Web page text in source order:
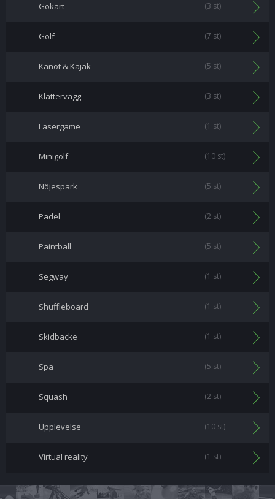
Gokart (3 st)
Golf (7 st)
Kanot & Kajak (5 st)
Klättervägg (3 st)
Lasergame (1 st)
Minigolf (10 st)
Nöjespark (5 st)
Padel (2 st)
Paintball (5 st)
Segway (1 st)
Shuffleboard (1 st)
Skidbacke (1 st)
Spa (5 st)
Squash (2 st)
Upplevelse (10 st)
Virtual reality (1 st)